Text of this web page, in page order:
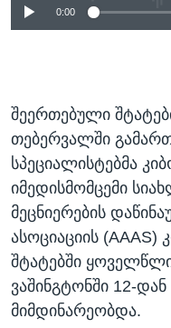
0:00
შეერთებული
თებერვალში
სპეციალისტებმა
იმედისმომცემი
მეცნიერების
ასოციაციის
შტატებში
ვაშინგტონში 12-
მიმდინარეობდა.